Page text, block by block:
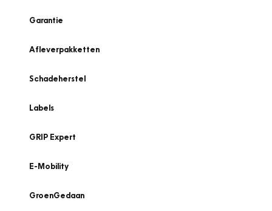
Garantie
Afleverpakketten
Schadeherstel
Labels
GRIP Expert
E-Mobility
GroenGedaan